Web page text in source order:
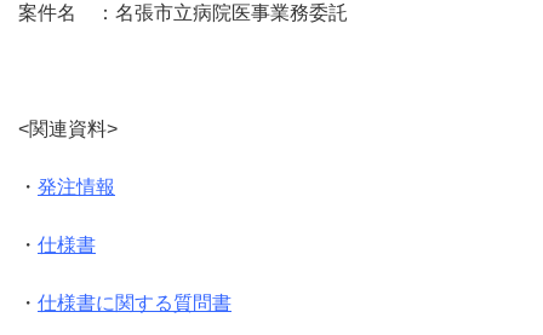
案件名 ：名張市立病院医事業務委託
<関連資料>
・ 発注情報
・ 仕様書
・ 仕様書に関する質問書